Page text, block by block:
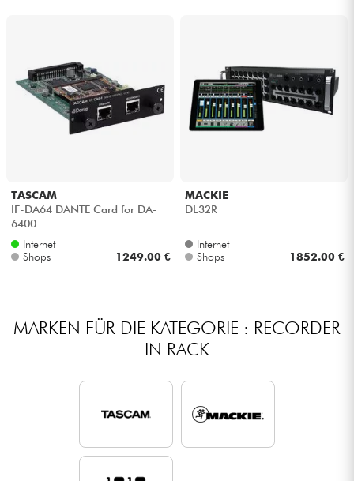
Licht
Drums
Violinen & Quartett
HiFi
Sehen Sie sich unsere Marken an
TASCAM
IF-DA64 DANTE Card for DA-
6400
Internet
Shops
1249.00 €
MACKIE
DL32R
Internet
Shops
1852.00 €
MARKEN FÜR DIE KATEGORIE : RECORDER
IN RACK